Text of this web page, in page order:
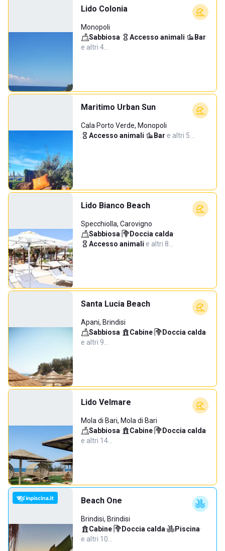
Lido Colonia
Monopoli
Sabbiosa· Accesso animali· Bar·
e altri 4…
Maritimo Urban Sun
Cala Porto Verde, Monopoli
Accesso animali· Bar·e altri 5…
Lido Bianco Beach
Specchiolla, Carovigno
Sabbiosa· Doccia calda·
Accesso animali·e altri 8…
Santa Lucia Beach
Apani, Brindisi
Sabbiosa· Cabine· Doccia calda·
e altri 9…
Lido Velmare
Mola di Bari, Mola di Bari
Sabbiosa· Cabine· Doccia calda·
e altri 14…
Beach One
Brindisi, Brindisi
Cabine· Doccia calda· Piscina·
e altri 10…